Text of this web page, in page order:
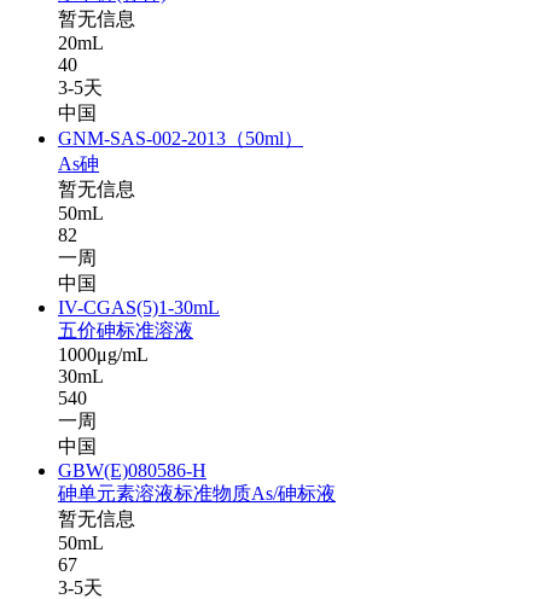
暂无信息
20mL
40
3-5天
中国
GNM-SAS-002-2013（50ml）
As砷
暂无信息
50mL
82
一周
中国
IV-CGAS(5)1-30mL
五价砷标准溶液
1000μg/mL
30mL
540
一周
中国
GBW(E)080586-H
砷单元素溶液标准物质As/砷标液
暂无信息
50mL
67
3-5天